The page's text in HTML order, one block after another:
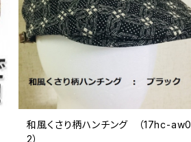
和風くさり柄ハンチング （17hc-aw0
2）